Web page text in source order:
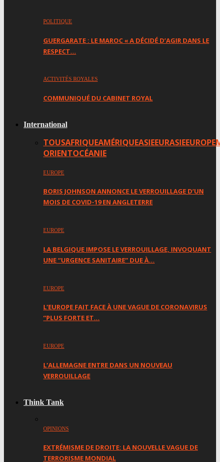
POLITIQUE
GUERGARATE : LE MAROC « A DÉCIDÉ D’AGIR DANS LE
RESPECT…
ACTIVITÉS ROYALES
COMMUNIQUÉ DU CABINET ROYAL
International
TOUSAFRIQUEAMÉRIQUEASIEEURASIEEUROPE
ORIENTOCÉANIE
EUROPE
BORIS JOHNSON ANNONCE LE VERROUILLAGE D’UN
MOIS DE COVID-19 EN ANGLETERRE
EUROPE
LA BELGIQUE IMPOSE LE VERROUILLAGE, INVOQUANT
UNE “URGENCE SANITAIRE” DUE À…
EUROPE
L’EUROPE FAIT FACE À UNE VAGUE DE CORONAVIRUS
“PLUS FORTE ET…
EUROPE
L’ALLEMAGNE ENTRE DANS UN NOUVEAU
VERROUILLAGE
Think Tank
OPINIONS
EXTRÉMISME DE DROITE: LA NOUVELLE VAGUE DE
TERRORISME MONDIAL